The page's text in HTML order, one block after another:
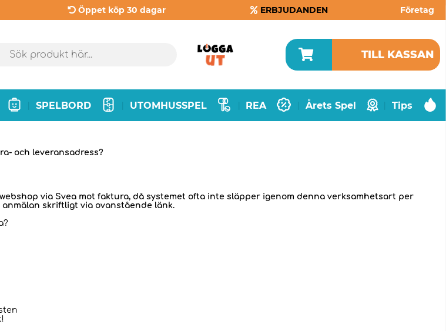
Öppet köp 30 dagar ERBJUDANDEN Företag
TILL KASSAN
SPELBORD UTOMHUSSPEL REA Årets Spel Tips
och leveransadress?
via Svea mot faktura, då systemet ofta inte släpper igenom denna verksamhetsart per
skriftligt via ovanstående länk.